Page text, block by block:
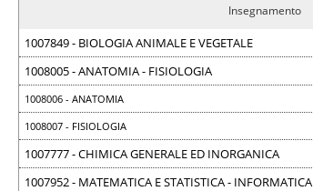
Insegnamento
1007849 - BIOLOGIA ANIMALE E VEGETALE
1008005 - ANATOMIA - FISIOLOGIA
1008006 - ANATOMIA
1008007 - FISIOLOGIA
1007777 - CHIMICA GENERALE ED INORGANICA
1007952 - MATEMATICA E STATISTICA - INFORMATICA